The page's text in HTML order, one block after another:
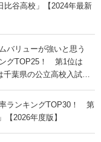
谷高校」【2024年最新
バリューが強いと思う
ングTOP25！ 第1位は
千葉県の公立高校入試
率ランキングTOP30！ 第
2026年度版】